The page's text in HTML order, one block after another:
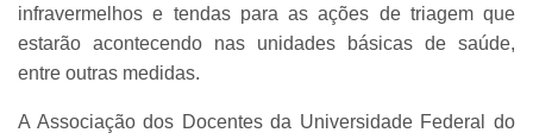
infravermelhos e tendas para as ações de triagem que
estarão acontecendo nas unidades básicas de saúde,
entre outras medidas.
A Associação dos Docentes da Universidade Federal do